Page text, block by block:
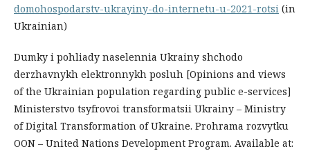
domohospodarstv-ukrayiny-do-internetu-u-2021-rotsi (in
Ukrainian)
Dumky i pohliady naselennia Ukrainy shchodo
derzhavnykh elektronnykh posluh [Opinions and views
of the Ukrainian population regarding public e-services]
Ministerstvo tsyfrovoi transformatsii Ukrainy – Ministry
of Digital Transformation of Ukraine. Prohrama rozvytku
OON – United Nations Development Program. Available at: